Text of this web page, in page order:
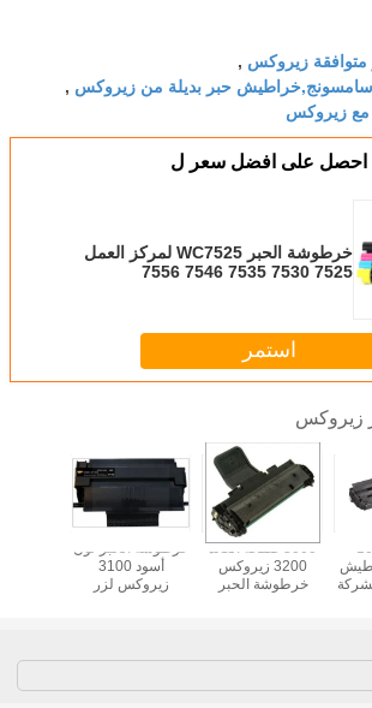
زيروكس ,
حبر بديلة من زيروكس ,
مع زيروكس
احصل على افضل سعر ل
خرطوشة الحبر WC7525 لمركز العمل
7525 7530 7535 7546 7556
استمر
زيروكس
أسود 3100
زيروكس لزر
3000 صفحة العائد
3200 زيروكس
خرطوشة الحبر